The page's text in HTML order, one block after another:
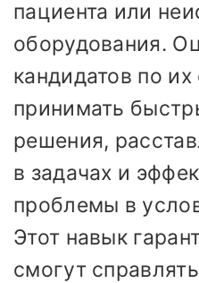
пациента или
оборудования.
кандидатов по
принимать
решения,
в задачах и
проблемы в
Этот навык
смогут